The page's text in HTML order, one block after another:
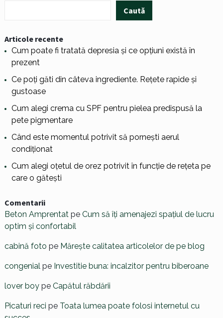
Caută
Articole recente
Cum poate fi tratată depresia și ce opțiuni există în
prezent
Ce poți găti din câteva ingrediente. Rețete rapide și
gustoase
Cum alegi crema cu SPF pentru pielea predispusă la
pete pigmentare
Când este momentul potrivit să pornești aerul
condiționat
Cum alegi oțetul de orez potrivit în funcție de rețeta pe
care o gătești
Comentarii
Beton Amprentatpe Cum să îți amenajezi spațiul de lucru
optim și confortabil
cabină foto pe Mărește calitatea articolelor de pe blog
congenialpe Investitie buna: incalzitor pentru biberoane
lover boype Capătul răbdării
Picaturi reci pe Toata lumea poate folosi internetul cu